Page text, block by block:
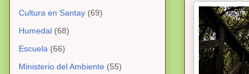
Cultura en Santay (69)
Humedal (68)
Escuela (66)
Ministerio del Ambiente (55)